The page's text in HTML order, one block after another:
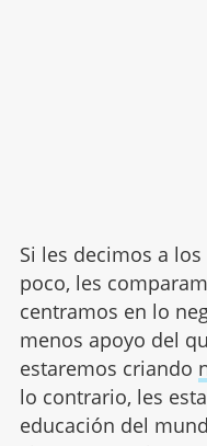
Si les decimos a
poco, les
centramos en lo
menos apoyo del
estaremos criando
lo contrario, les
educación del